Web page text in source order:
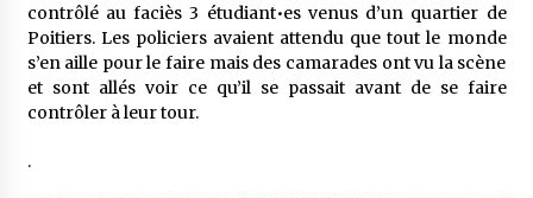
contrôlé au faciès 3 étudiant•es venus d’un quartier de
Poitiers. Les policiers avaient attendu que tout le monde
s’en aille pour le faire mais des camarades ont vu la scène
et sont allés voir ce qu’il se passait avant de se faire
contrôler à leur tour.
.